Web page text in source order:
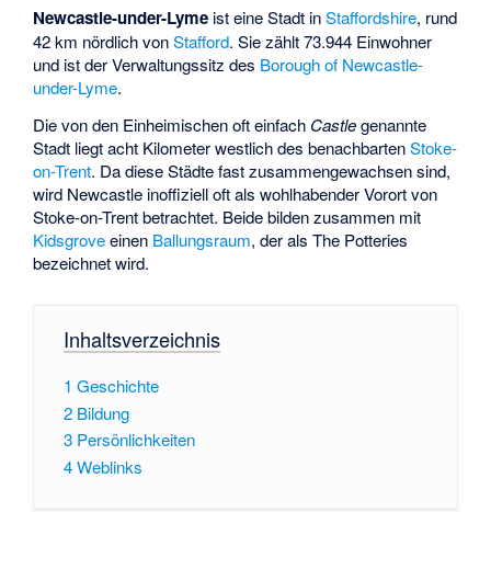
Newcastle-under-Lyme ist eine Stadt inStaffordshire, rund
42 km nördlich vonStafford. Sie zählt 73.944 Einwohner
und ist der Verwaltungssitz des Borough of Newcastle-
under-Lyme.
Die von den Einheimischen oft einfach Castlegenannte
Stadt liegt acht Kilometer westlich des benachbartenStoke-
on-Trent. Da diese Städte fast zusammengewachsen sind,
wird Newcastle inoffiziell oft als wohlhabender Vorort von
Stoke-on-Trent betrachtet. Beide bilden zusammen mit
Kidsgroveeinen Ballungsraum, der alsThe Potteries
bezeichnet wird.
Inhaltsverzeichnis
1 Geschichte
2 Bildung
3 Persönlichkeiten
4Weblinks